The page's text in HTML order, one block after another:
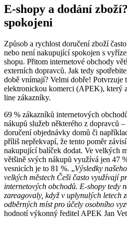
E-shopy a dodání
spokojeni
Způsob a rychlost doručení zboží
nebo není nakupující spokojen s
shopu. Přitom internetové obchody
externích dopravců. Jak tedy
době vnímají? Velmi dobře! Potvrzuje
elektronickou komerci (APEK), který
line zákazníky.
69 % zákazníků internetových
nákupů služeb některého z dopravců
doručení objednávky domů či
příliš nepřekvapí, že tento poměr
nakupující balíček dodat. Ve velkých
většině svých nákupů využívá jen 47
vesnicích je to 81 %. „Výsledky
velkých městech Češi často využívají
internetových obchodů. E-shopy tedy
zareagovaly, když v uplynulých letech
odběrných míst pro účely osobního
hodnotí výkonný ředitel APEK Jan